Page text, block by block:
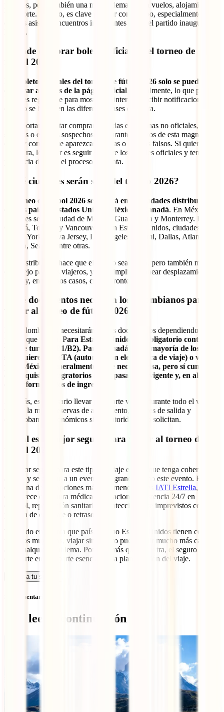
partidos, pero también una mayor demanda en vuelos, alojamiento y
transporte. Por eso, es clave planear con tiempo, especialmente si
quieres asistir a encuentros importantes como el partido inaugural o
la final.
¿Dónde comprar boletos oficiales del torneo de
fútbol 2026?
Los boletos oficiales del torneo de fútbol 2026 solo se pueden
comprar a través de la página oficial . Actualmente, lo que puedes
hacer es registrarte para mostrar tu interés y recibir notificaciones
cuando se habiliten las diferentes fases de venta.
Es importante evitar comprar entradas en páginas no oficiales, redes
sociales o enlaces sospechosos. Durante eventos de esta magnitud,
es muy común que aparezcan estafas o boletos falsos. Si quieres ir a
la segura, lo mejor es seguir siempre los canales oficiales y tener
paciencia durante el proceso de venta.
¿Qué ciudades serán sede del torneo 2026?
El torneo de fútbol 2026 se jugará en 16 ciudades distribuidas
en tres países: Estados Unidos, México y Canadá. En México,
las sedes serán Ciudad de México, Guadalajara y Monterrey. En
Canadá, Toronto y Vancouver. Y en Estados Unidos, ciudades como
Nueva York/Nueva Jersey, Los Ángeles, Miami, Dallas, Atlanta,
Boston, Seattle, entre otras.
Esta distribución hace que el torneo sea único, pero también más
complejo para los viajeros, ya que implica planear desplazamientos
largos y, en muchos casos, cruzar fronteras.
¿Qué documentos necesitan los colombianos para
viajar al torneo de fútbol 2026?
Los colombianos necesitarán varios documentos dependiendo del
país al que viajen. Para Estados Unidos, es obligatorio contar con
visa de turista (B1/B2). Para Canadá, en la mayoría de los casos
se requiere una eTA (autorización electrónica de viaje) o visa. Y
para México, generalmente no se necesita visa, pero sí cumplir
con requisitos migratorios como pasaporte vigente y, en algunos
casos, formularios de ingreso.
Además, es necesario llevar pasaporte válido durante todo el viaje y
tener a la mano reservas de alojamiento, tiquetes de salida y
comprobantes económicos si las autoridades lo solicitan.
¿Cuál es el mejor seguro para viajar al torneo de
fútbol 2026?
El mejor seguro para este tipo de viaje es uno que tenga cobertura
amplia y se adapte a un evento tan grande como este evento. En este
caso, una de las opciones más recomendadas es IATI Estrella, ya
que ofrece cobertura médica internacional, asistencia 24/7 en
español, repatriación sanitaria y protección ante imprevistos como
pérdida de equipaje o retrasos.
Teniendo en cuenta que países como Estados Unidos tienen costos
médicos muy altos, viajar sin seguro puede salir mucho más caro
ante cualquier problema. Por eso, más que un extra, el seguro se
convierte en una parte esencial de la planificación del viaje.
Calcula tu seguro
Sin comentarios
Qué leer a continuación